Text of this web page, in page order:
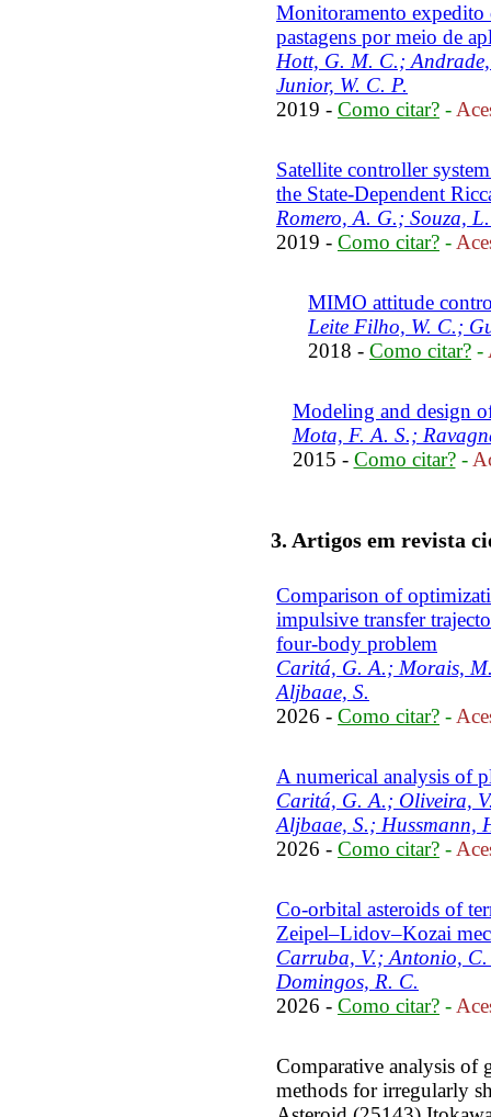
Monitoramento expedito
pastagens por meio de
Hott, G. M. C.;
Junior, W. C. P.
2019 - Como citar? -
Satellite controller
the State-Dependent
Romero, A. G.; Souza,
2019 - Como citar? -
MIMO attitude
Leite Filho, W. C.;
2018 - Como citar? -
Modeling and design
Mota, F. A. S.;
2015 - Como citar?-
3. Artigos em revista
Comparison of
impulsive transfer
four-body problem
Caritá, G. A.; Morais,
Aljbaae, S.
2026 - Como citar? -
A numerical analysis of
Caritá, G. A.; Oliveira,
Aljbaae, S.; Hussmann,
2026 - Como citar? -
Co-orbital asteroids of
Zeipel–Lidov–Kozai
Carruba, V.; Antonio,
Domingos, R. C.
2026 - Como citar? -
Comparative analysis of
methods for irregularly